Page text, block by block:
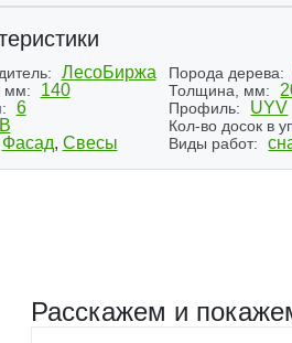
ЛесоБиржа Порода дерева:
мм: 140 Толщина, мм:
6 Профиль: UYV
Кол-во досок в
Фасад, Свесы Виды работ:
Расскажем и